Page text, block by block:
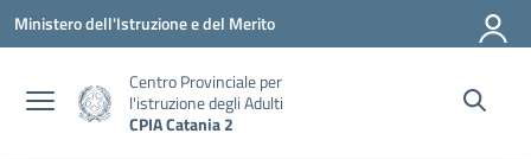
Vai ai contenuti
Vai al menu di navigazione
Vai al footer
Ministero dell'Istruzione e del Merito
Centro Provinciale per
l'istruzione degli Adulti
CPIA Catania 2